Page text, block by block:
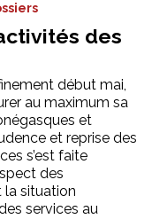
des
début mai,
au maximum sa
et
et reprise des
s’est faite
des
la situation
services au